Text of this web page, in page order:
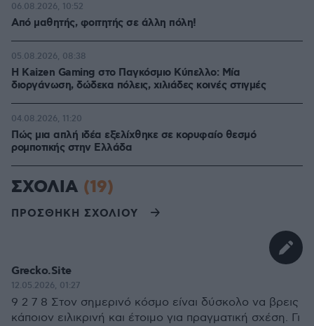
Από μαθητής, φοιτητής σε άλλη πόλη!
06.08.2026, 10:52
H Kaizen Gaming στο Παγκόσμιο Kύπελλο: Μία
διοργάνωση, δώδεκα πόλεις, χιλιάδες κοινές στιγμές
05.08.2026, 08:38
Πώς μια απλή ιδέα εξελίχθηκε σε κορυφαίο θεσμό
ρομποτικής στην Ελλάδα
04.08.2026, 11:20
ΣΧΟΛΙΑ (19)
ΠΡΟΣΘΗΚΗ ΣΧΟΛΙΟΥ
Grecko.Site
12.05.2026, 01:27
9 2 7 8 Στον σημερινό κόσμο είναι δύσκολο να βρεις
κάποιον ειλικρινή και έτοιμο για πραγματική σχέση. Γι